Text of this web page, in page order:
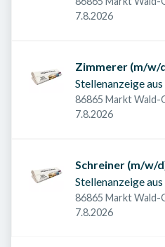
Deutschland
Veröffentlicht am
7.8.2026
Zimmerer (m/w/
Stellenanzeige
86865 Markt Wald-
Deutschland
Veröffentlicht am
7.8.2026
Schreiner (m/w/
Stellenanzeige
86865 Markt Wald-
Deutschland
Veröffentlicht am
7.8.2026